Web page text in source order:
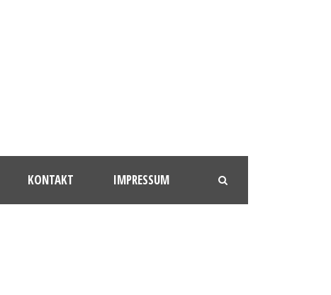
KONTAKT IMPRESSUM